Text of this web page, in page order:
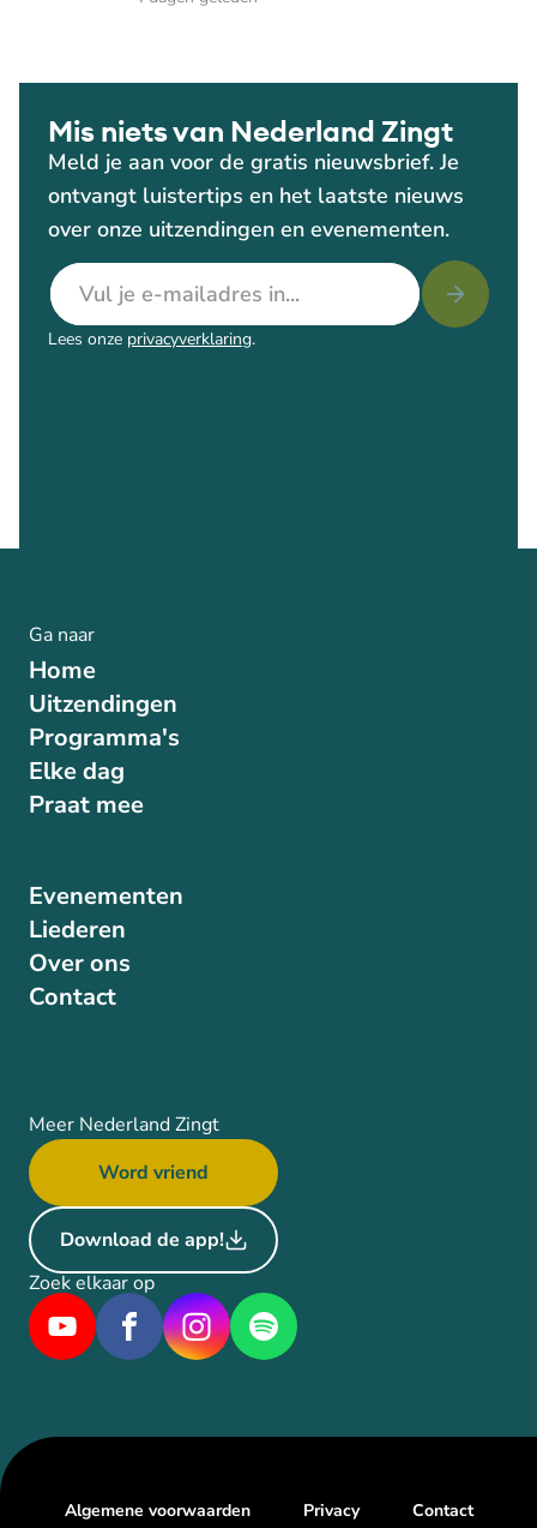
Mis niets van Nederland Zingt
Meld je aan voor de gratis nieuwsbrief. Je
ontvangt luistertips en het laatste nieuws
over onze uitzendingen en evenementen.
E-mailadres
Lees onze privacyverklaring.
Ga naar
Home
Uitzendingen
Programma's
Elke dag
Praat mee
Evenementen
Liederen
Over ons
Contact
Meer Nederland Zingt
Word vriend
Download de app!
Zoek elkaar op
Algemene voorwaarden Privacy Contact